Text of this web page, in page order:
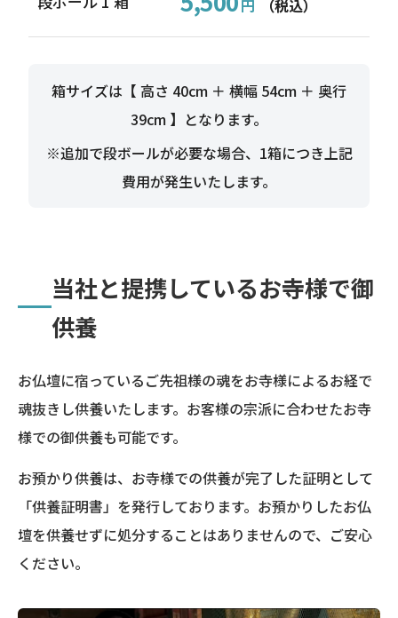
円 （税込）
箱サイズは【 高さ 40cm ＋ 横幅 54cm ＋ 奥行
39cm 】となります。
※追加で段ボールが必要な場合、1箱につき上記
費用が発生いたします。
当社と提携しているお寺様で御
供養
お仏壇に宿っているご先祖様の魂をお寺様によるお経で
魂抜きし供養いたします。お客様の宗派に合わせたお寺
様での御供養も可能です。
お預かり供養は、お寺様での供養が完了した証明として
「供養証明書」を発行しております。お預かりしたお仏
壇を供養せずに処分することはありませんので、ご安心
ください。